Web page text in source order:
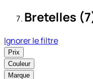
Bretelles
Ignorer le filtre
Prix
Couleur
Marque